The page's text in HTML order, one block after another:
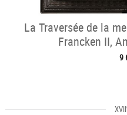
La Traversée de la
Francken II,
9
XVII